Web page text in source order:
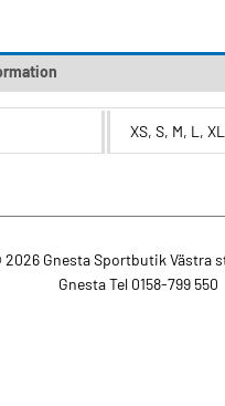
XS, S, M, L,
2026 Gnesta Sportbutik Västra
Gnesta Tel 0158-799 550